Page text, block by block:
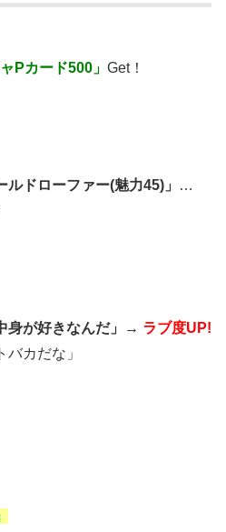
ャPカード500」 Get！
ドローファー(魅力45)」
…
身が好きなんだ」→ ラブ度UP!
バカだな」